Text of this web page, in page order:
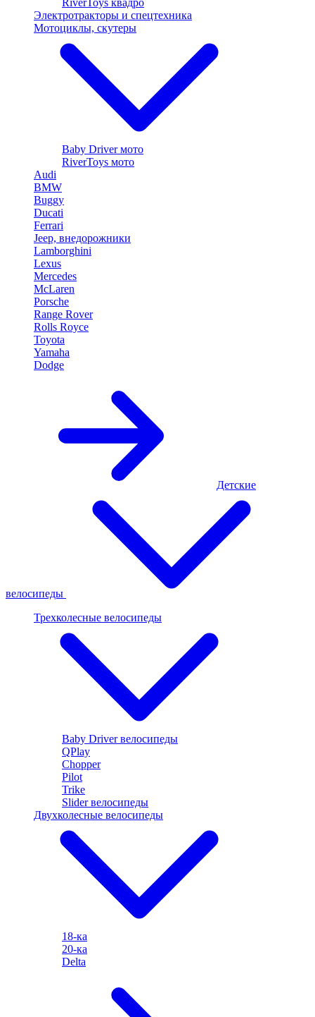
RiverToys квадро
Электротракторы и спецтехника
Мотоциклы, скутеры
Baby Driver мото
RiverToys мото
Audi
BMW
Buggy
Ducati
Ferrari
Jeep, внедорожники
Lamborghini
Lexus
Mercedes
McLaren
Porsche
Range Rover
Rolls Royce
Toyota
Yamaha
Dodge
Детские
велосипеды
Трехколесные велосипеды
Baby Driver велосипеды
QPlay
Chopper
Pilot
Trike
Slider велосипеды
Двухколесные велосипеды
18-ка
20-ка
Delta